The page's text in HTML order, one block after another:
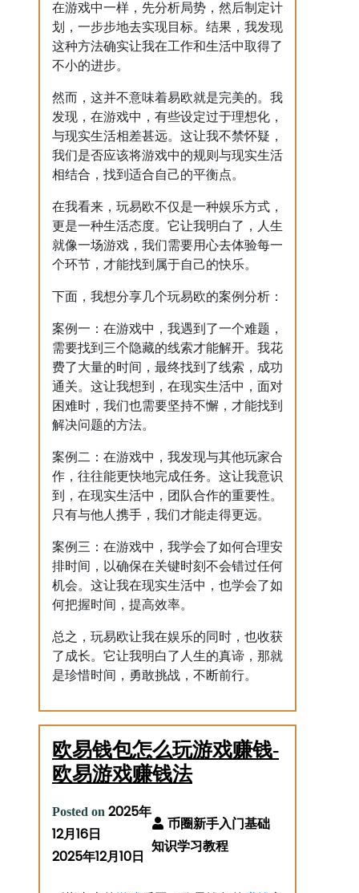
在游戏中一样，先分析局势，然后制定计
划，一步步地去实现目标。结果，我发现
这种方法确实让我在工作和生活中取得了
不小的进步。
然而，这并不意味着易欧就是完美的。我
发现，在游戏中，有些设定过于理想化，
与现实生活相差甚远。这让我不禁怀疑，
我们是否应该将游戏中的规则与现实生活
相结合，找到适合自己的平衡点。
在我看来，玩易欧不仅是一种娱乐方式，
更是一种生活态度。它让我明白了，人生
就像一场游戏，我们需要用心去体验每一
个环节，才能找到属于自己的快乐。
下面，我想分享几个玩易欧的案例分析：
案例一：在游戏中，我遇到了一个难题，
需要找到三个隐藏的线索才能解开。我花
费了大量的时间，最终找到了线索，成功
通关。这让我想到，在现实生活中，面对
困难时，我们也需要坚持不懈，才能找到
解决问题的方法。
案例二：在游戏中，我发现与其他玩家合
作，往往能更快地完成任务。这让我意识
到，在现实生活中，团队合作的重要性。
只有与他人携手，我们才能走得更远。
案例三：在游戏中，我学会了如何合理安
排时间，以确保在关键时刻不会错过任何
机会。这让我在现实生活中，也学会了如
何把握时间，提高效率。
总之，玩易欧让我在娱乐的同时，也收获
了成长。它让我明白了人生的真谛，那就
是珍惜时间，勇敢挑战，不断前行。
欧易钱包怎么玩游戏赚钱-
欧易游戏赚钱法
Posted on 2025年
12月16日
2025年12月10日